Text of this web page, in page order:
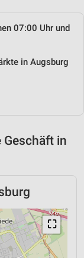
07:00 Uhr und
in Augsburg
Geschäft in
⛶